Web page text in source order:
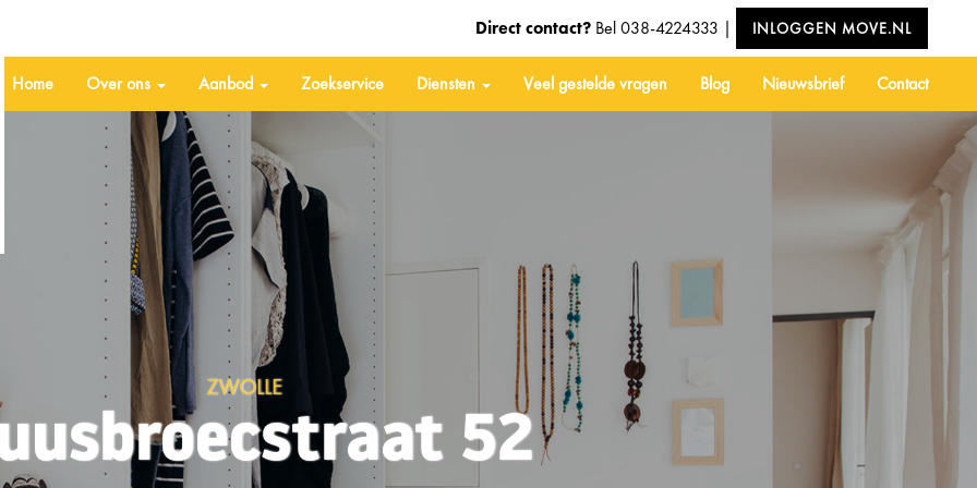
Direct contact? Bel038-4224333 | INLOGGEN MOVE.NL
Home Over ons Aanbod Zoekservice Diensten Veel gestelde vragen Blog Nieuwsbrief Contact
52
ZWOLLE